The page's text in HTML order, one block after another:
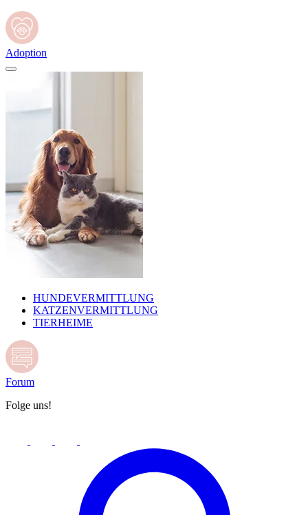
Adoption
HUNDEVERMITTLUNG
KATZENVERMITTLUNG
TIERHEIME
Forum
Folge uns!